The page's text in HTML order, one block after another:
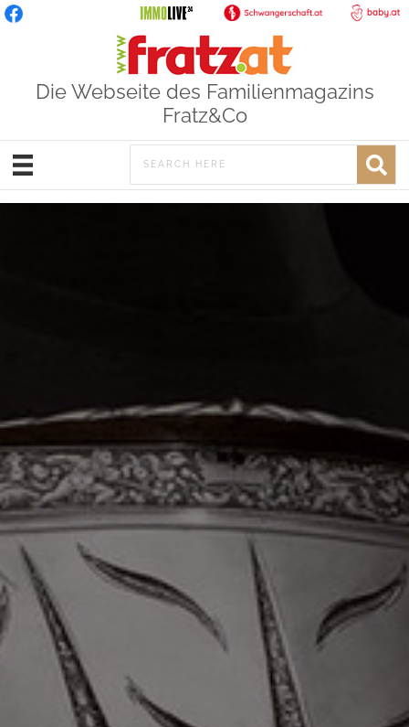
Die Webseite des Familienmagazins
Fratz&Co